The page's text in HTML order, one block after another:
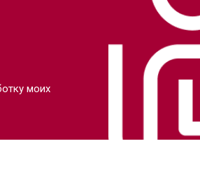
моих